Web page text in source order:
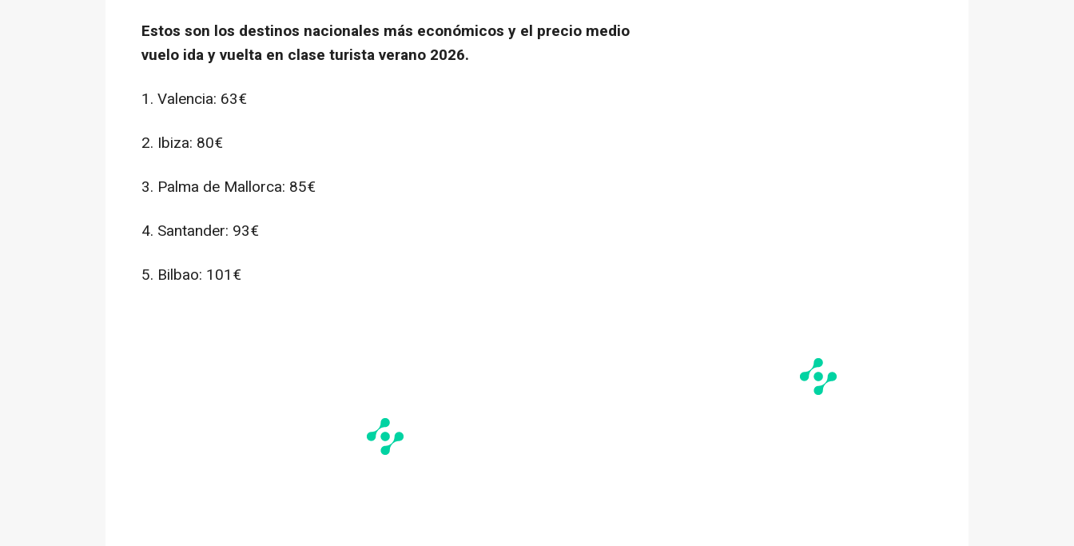
Estos son los destinos nacionales más económicos y el precio medio
vuelo ida y vuelta en clase turista verano 2026.
1. Valencia: 63€
2. Ibiza: 80€
3. Palma de Mallorca: 85€
4. Santander: 93€
5. Bilbao: 101€